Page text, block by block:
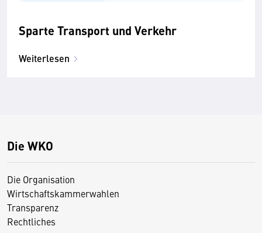
Sparte Transport und Verkehr
Weiterlesen
Die WKO
Die Organisation
Wirtschaftskammerwahlen
Transparenz
Rechtliches